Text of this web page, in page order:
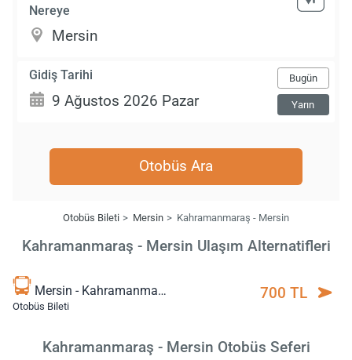
Nereye
Gidiş Tarihi Bugün
Yarın
Otobüs Ara
Otobüs Bileti Mersin Kahramanmaraş - Mersin
Kahramanmaraş - Mersin Ulaşım Alternatifleri
Mersin - Kahramanmaraş
Otobüs Bileti
700 TL
Kahramanmaraş - Mersin Otobüs Seferi